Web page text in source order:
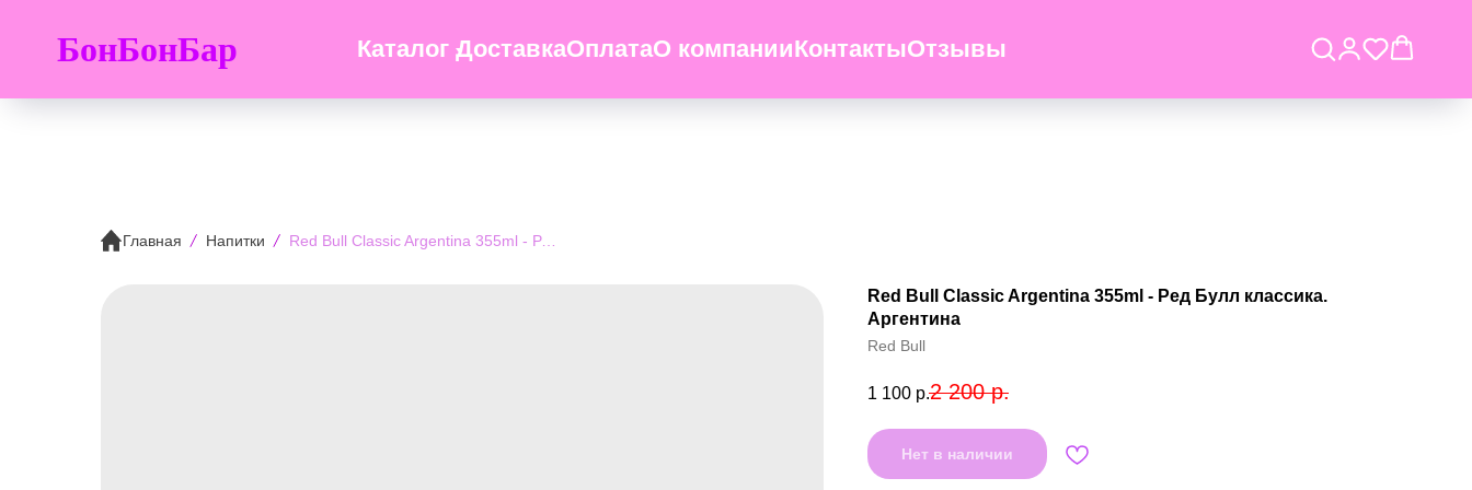
БонБонБар Каталог ДоставкаОплатаО компанииКонтактыОтзывы
Главная Напитки Red Bull Classic Argentina 355ml - Ред Булл классика. Аргентина
Red Bull Classic Argentina 355ml - Ред Булл классика.
Аргентина
Red Bull
1 100 р.2 200 р.
Нет в наличии